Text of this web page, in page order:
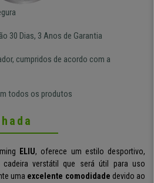
30 Dias, 3 Anos de Garantia
cumpridos de acordo com a
todos os produtos
ELIU, oferece um estilo desportivo,
verstátil que será útil para uso
uma excelente comodidade devido ao